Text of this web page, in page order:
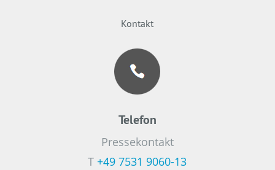
Kontakt
Telefon
Pressekontakt
T +49 7531 9060-13